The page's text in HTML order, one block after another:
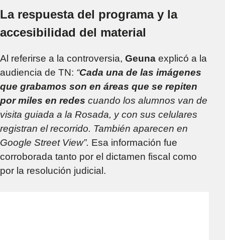
La respuesta del programa y la
accesibilidad del material
Al referirse a la controversia, Geuna explicó a la
audiencia de TN: “Cada una de las imágenes
que grabamos son en áreas que se repiten
por miles en redes cuando los alumnos van de
visita guiada a la Rosada, y con sus celulares
registran el recorrido. También aparecen en
Google Street View”. Esa información fue
corroborada tanto por el dictamen fiscal como
por la resolución judicial.